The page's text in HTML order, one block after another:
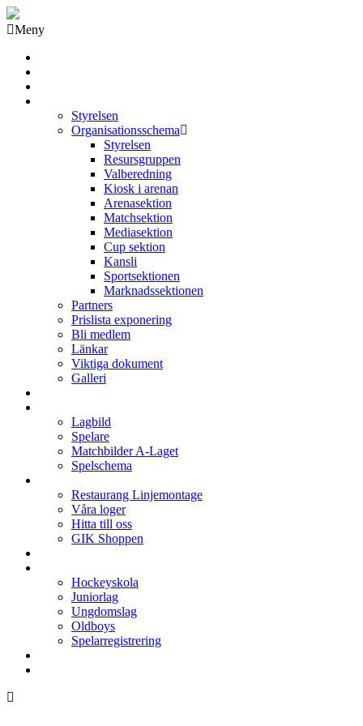
Meny
Styrelsen
Organisationsschema
Styrelsen
Resursgruppen
Valberedning
Kiosk i arenan
Arenasektion
Matchsektion
Mediasektion
Cup sektion
Kansli
Sportsektionen
Marknadssektionen
Partners
Prislista exponering
Bli medlem
Länkar
Viktiga dokument
Galleri
Lagbild
Spelare
Matchbilder A-Laget
Spelschema
Restaurang Linjemontage
Våra loger
Hitta till oss
GIK Shoppen
Hockeyskola
Juniorlag
Ungdomslag
Oldboys
Spelarregistrering